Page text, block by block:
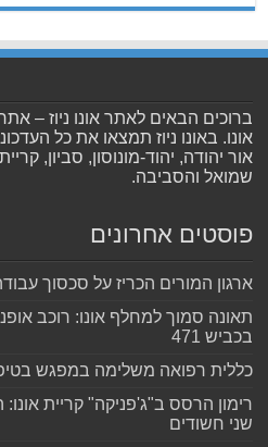
ברוכים הבאים לאתר אונו ניוז –
אונו. באונו ניוז תמצאו את כל
אור יהודה, יהוד-מונוסון, סביון,
שמואל והסביבה.
פוסטים אחרונים
ארגון המורים הכריז על סכסוך
תאונה סמוך למחלף אונו: רוכב
בכביש 471
כללית רפואה משלימה במפגש
רימון הרסס ב"ג'פניקה" קריית
שני חשודים